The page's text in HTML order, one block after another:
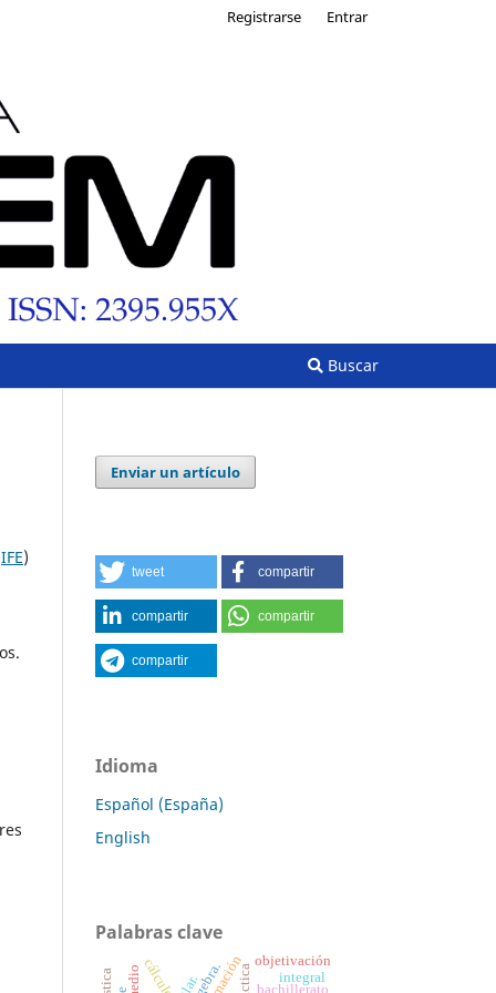
Buscar
Registrarse Entrar
IFE)
Enviar un artículo
tweet compartir
compartir compartir
compartir
Idioma
Español (España)
English
Palabras clave
bachillerato
integral
cálculo objetivación